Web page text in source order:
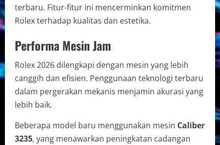
terbaru. Fitur-fitur ini mencerminkan komitmen
Rolex terhadap kualitas dan estetika.
Performa Mesin Jam
Rolex 2026 dilengkapi dengan mesin yang lebih
canggih dan efisien. Penggunaan teknologi terbaru
dalam pergerakan mekanis menjamin akurasi yang
lebih baik.
Beberapa model baru menggunakan mesin Caliber
3235, yang menawarkan peningkatan cadangan